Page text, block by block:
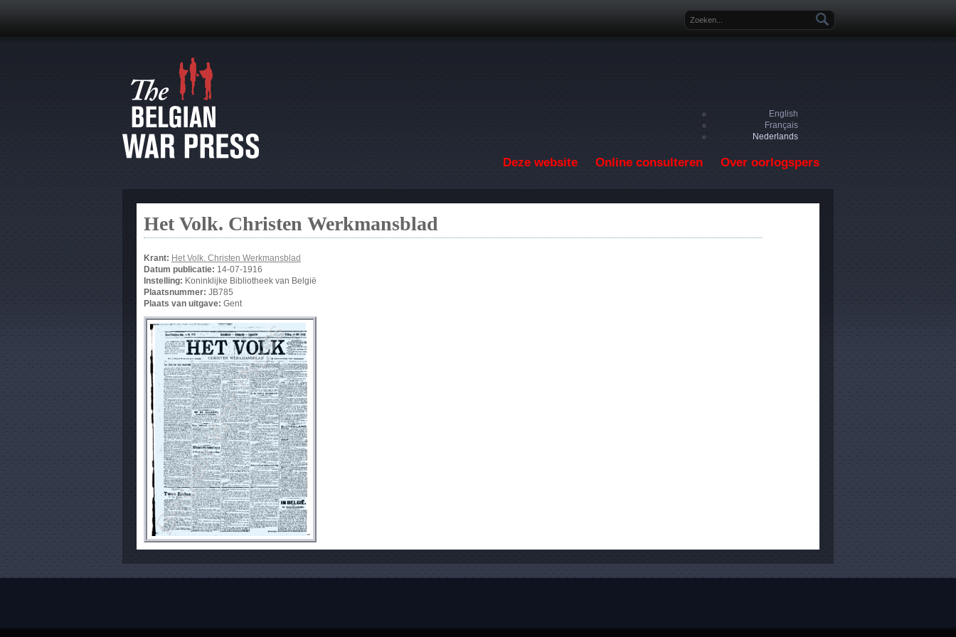
Zoekveld
English
Français
Nederlands
Deze website Online consulteren Over oorlogspers
Het Volk. Christen Werkmansblad
Krant: Het Volk. Christen Werkmansblad
Datum publicatie: 14-07-1916
Instelling: Koninklijke Bibliotheek van België
Plaatsnummer: JB785
Plaats van uitgave: Gent